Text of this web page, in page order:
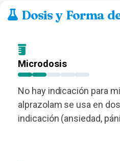
Dosis y Forma
Microdosis
No hay indicación para
alprazolam se usa en
indicación (ansiedad,